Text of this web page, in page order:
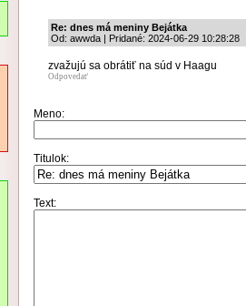
Re: dnes má meniny Bejátka
Od: awwda | Pridané: 2024-06-29 10:28:28
zvažujú sa obrátiť na súd v Haagu
Odpovedať
Meno:
Titulok:
Text: